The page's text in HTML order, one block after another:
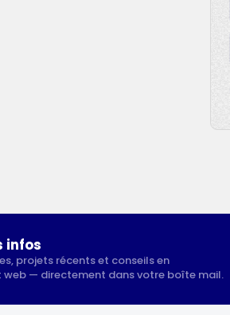
infos
projets récents et conseils en
web — directement dans votre boîte mail.